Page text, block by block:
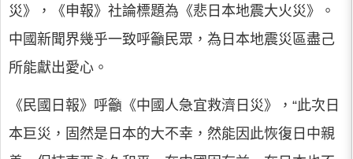
災》，《申報》社論標題為《悲日本地震大火災》。
中國新聞界幾乎一致呼籲民眾，為日本地震災區盡己
所能獻出愛心。
《民國日報》呼籲《中國人急宜救濟日災》，“此次日
本巨災，固然是日本的大不幸，然能因此恢復日中親